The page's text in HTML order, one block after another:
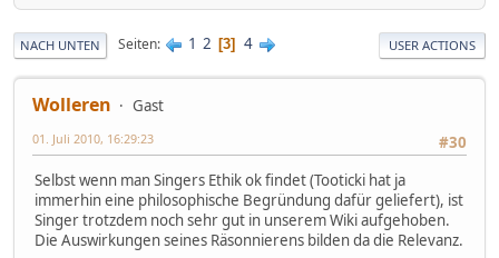
NACH UNTEN Seiten 1 2 3 4 USER ACTIONS
Wolleren
Gast
#30
01. Juli 2010, 16:29:23
Selbst wenn man Singers Ethik ok findet (Tooticki hat ja
immerhin eine philosophische Begründung dafür geliefert), ist
Singer trotzdem noch sehr gut in unserem Wiki aufgehoben.
Die Auswirkungen seines Räsonnierens bilden da die Relevanz.